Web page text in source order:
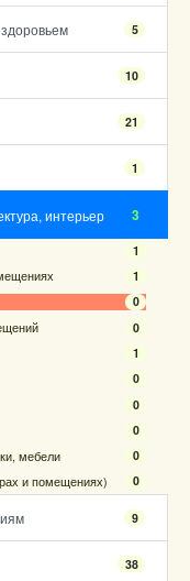
5
10
21
1
интерьер 3
1
1
0
0
1
0
0
0
мебели 0
и помещениях) 0
9
38